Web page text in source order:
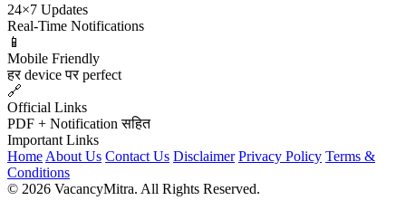
24×7 Updates
Real-Time Notifications
📱
Mobile Friendly
हर device पर perfect
🔗
Official Links
PDF + Notification सहित
Important Links
Home About Us Contact Us Disclaimer Privacy Policy Terms &
Conditions
© 2026 VacancyMitra. All Rights Reserved.